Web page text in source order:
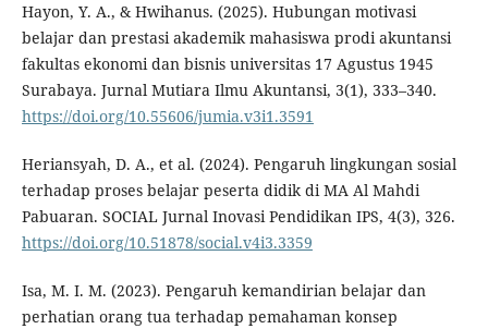
Hayon, Y. A., & Hwihanus. (2025). Hubungan motivasi
belajar dan prestasi akademik mahasiswa prodi akuntansi
fakultas ekonomi dan bisnis universitas 17 Agustus 1945
Surabaya. Jurnal Mutiara Ilmu Akuntansi, 3(1), 333–340.
https://doi.org/10.55606/jumia.v3i1.3591
Heriansyah, D. A., et al. (2024). Pengaruh lingkungan sosial
terhadap proses belajar peserta didik di MA Al Mahdi
Pabuaran. SOCIAL Jurnal Inovasi Pendidikan IPS, 4(3), 326.
https://doi.org/10.51878/social.v4i3.3359
Isa, M. I. M. (2023). Pengaruh kemandirian belajar dan
perhatian orang tua terhadap pemahaman konsep